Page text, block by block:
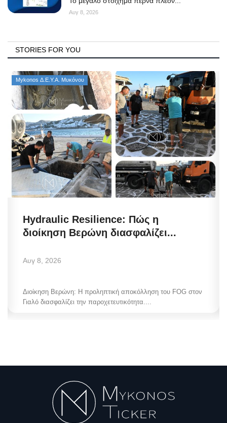
Αυγ 8, 2026
STORIES FOR YOU
Mykonos Δ.Ε.Υ.Α. Μυκόνου
Hydraulic Resilience: Πώς η
διοίκηση Βερώνη διασφαλίζει...
Αυγ 8, 2026
Διοίκηση Βερώνη: Η προληπτική αποκόλληση του FOG στον
Γιαλό διασφαλίζει την παροχετευτικότητα....